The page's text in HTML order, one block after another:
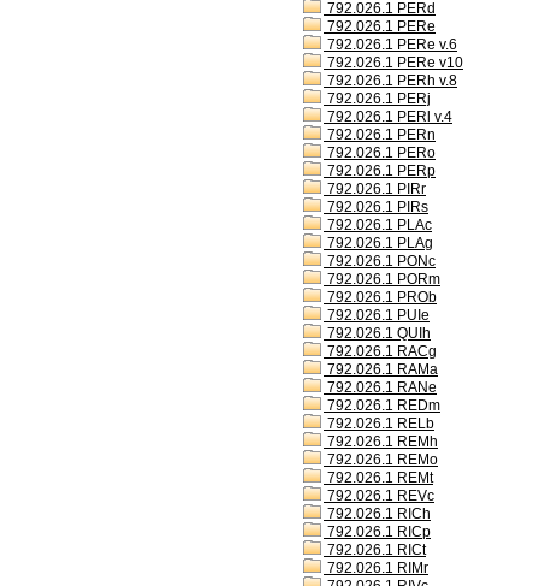
792.026.1 PERd
792.026.1 PERe
792.026.1 PERe v.6
792.026.1 PERe v10
792.026.1 PERh v.8
792.026.1 PERj
792.026.1 PERl v.4
792.026.1 PERn
792.026.1 PERo
792.026.1 PERp
792.026.1 PIRr
792.026.1 PIRs
792.026.1 PLAc
792.026.1 PLAg
792.026.1 PONc
792.026.1 PORm
792.026.1 PROb
792.026.1 PUIe
792.026.1 QUIh
792.026.1 RACg
792.026.1 RAMa
792.026.1 RANe
792.026.1 REDm
792.026.1 RELb
792.026.1 REMh
792.026.1 REMo
792.026.1 REMt
792.026.1 REVc
792.026.1 RICh
792.026.1 RICp
792.026.1 RICt
792.026.1 RIMr